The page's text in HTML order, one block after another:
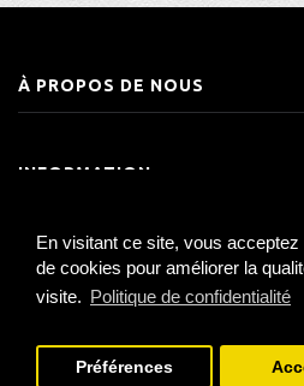
En visitant ce site, vous acceptez
de cookies pour améliorer la
visite. Politique de confidentialité
Préférences
À PROPOS DE NOUS
INFORMATION
SERVICE CLIENT
DÉTAILS DU CONTACT